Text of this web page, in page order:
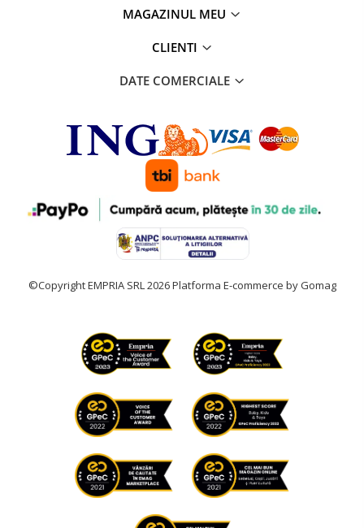
MAGAZINUL MEU
CLIENTI
DATE COMERCIALE
©Copyright EMPRIA SRL 2026Platforma E-commerce by Gomag